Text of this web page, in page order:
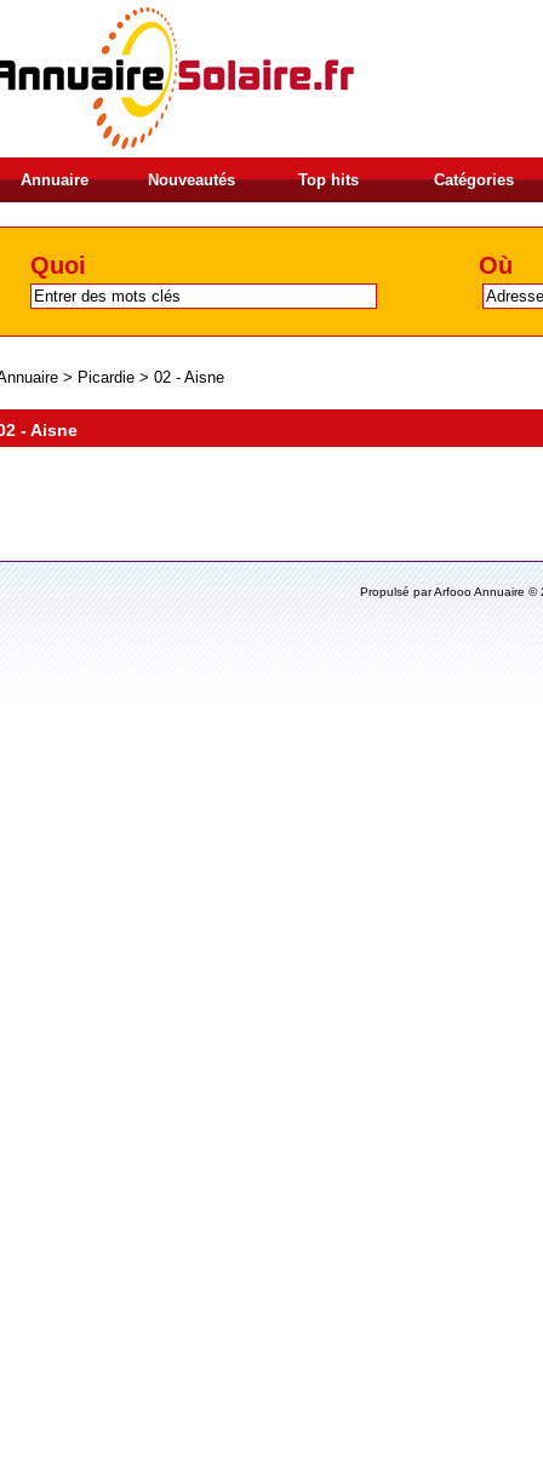
Annuaire Nouveautés Top hits Catégories
Quoi Où
> Picardie > 02 - Aisne
- Aisne
Propulsé par Arfooo